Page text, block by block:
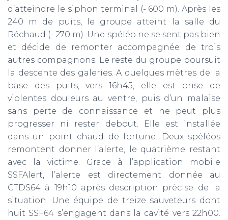
d’atteindre le siphon terminal (- 600 m). Après les
240 m de puits, le groupe atteint la salle du
Réchaud (- 270 m). Une spéléo ne se sent pas bien
et décide de remonter accompagnée de trois
autres compagnons. Le reste du groupe poursuit
la descente des galeries. A quelques mètres de la
base des puits, vers 16h45, elle est prise de
violentes douleurs au ventre, puis d’un malaise
sans perte de connaissance et ne peut plus
progresser ni rester debout. Elle est installée
dans un point chaud de fortune. Deux spéléos
remontent donner l’alerte, le quatrième restant
avec la victime. Grace à l’application mobile
SSFAlert, l’alerte est directement donnée au
CTDS64 à 19h10 après description précise de la
situation. Une équipe de treize sauveteurs dont
huit SSF64 s’engagent dans la cavité vers 22h00.